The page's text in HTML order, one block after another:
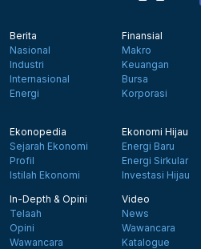
Berita
Nasional
Industri
Internasional
Energi
Finansial
Makro
Keuangan
Bursa
Korporasi
Ekonopedia
Sejarah Ekonomi
Profil
Istilah Ekonomi
Ekonomi Hijau
Energi Baru
Energi Sirkular
Investasi Hijau
In-Depth & Opini
Telaah
Opini
Wawancara
Video
News
Wawancara
Katalogue